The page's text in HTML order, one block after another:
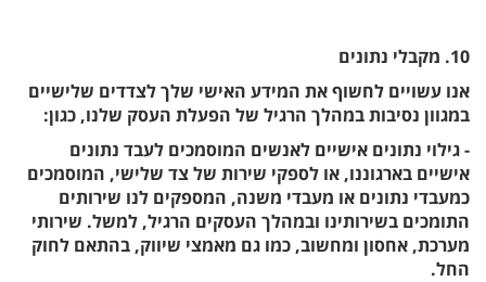
10. מקבלי נתונים
אנו עשויים לחשוף את המידע האישי שלך לצדדים שלישיים
במגוון נסיבות במהלך הרגיל של הפעלת העסק שלנו, כגון:
- גילוי נתונים אישיים לאנשים המוסמכים לעבד נתונים
אישיים בארגוננו, או לספקי שירות של צד שלישי, המוסמכים
כמעבדי נתונים או מעבדי משנה, המספקים לנו שירותים
התומכים בשירותינו ובמהלך העסקים הרגיל, למשל. שירותי
מערכת, אחסון ומחשוב, כמו גם מאמצי שיווק, בהתאם לחוק
החל.